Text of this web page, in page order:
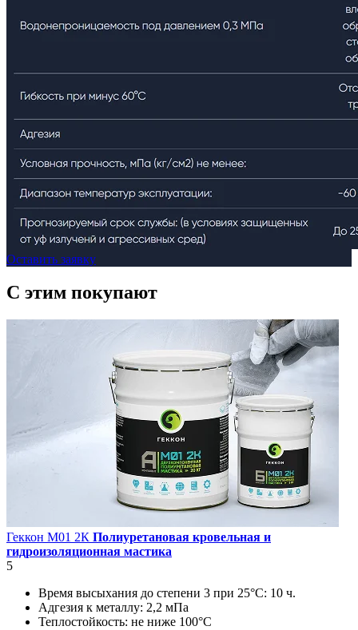
Оставить заявку
C этим покупают
Геккон М01 2К Полиуретановая кровельная и
гидроизоляционная мастика
5
Время высыхания до степени 3 при 25°С: 10 ч.
Адгезия к металлу: 2,2 мПа
Теплостойкость: не ниже 100°С